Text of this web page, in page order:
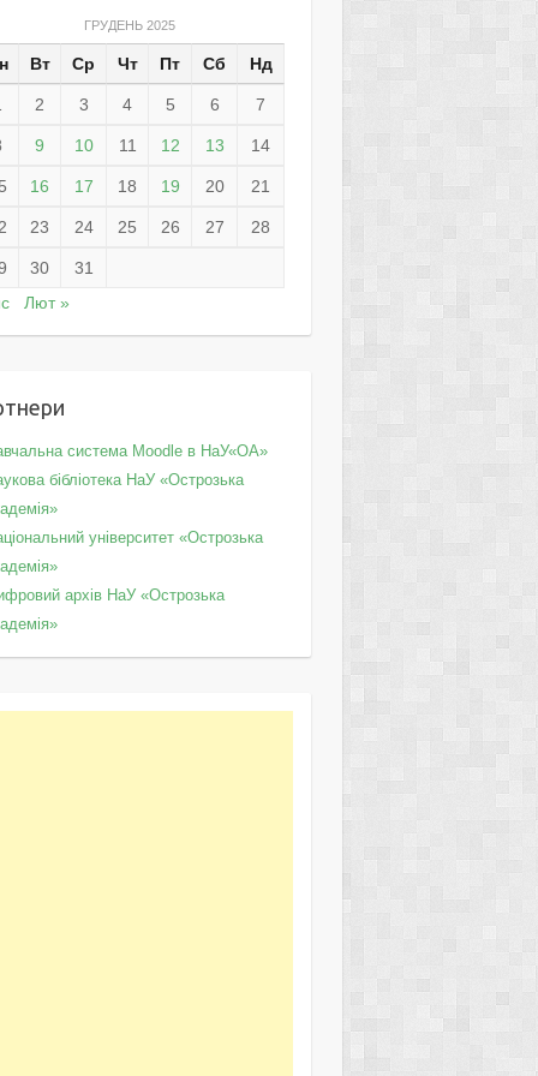
ГРУДЕНЬ 2025
Вт Ср Чт Пт Сб Нд
2 3 4 5 6 7
9 10 11 12 13 14
16 17 18 19 20 21
23 24 25 26 27 28
30
31
Лют »
система Moodle в НаУ«ОА»
бібліотека НаУ «Острозька
університет «Острозька
архів НаУ «Острозька